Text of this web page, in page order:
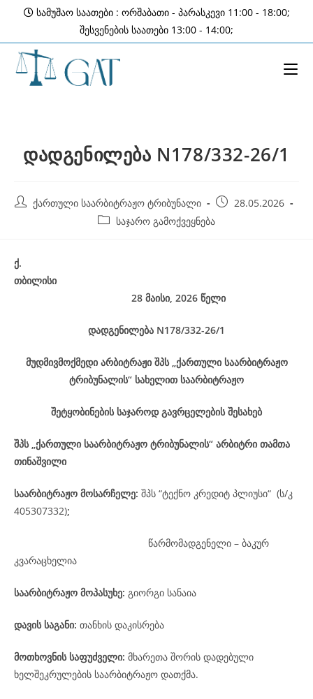
content
სამუშაო საათები : ორშაბათი - პარასკევი 11:00 - 18:00;
შესვენების საათები 13:00 - 14:00;
დადგენილება N178/332-26/1
Post ქართული საარბიტრაჟო ტრიბუნალი
Post 28.05.2026
Post საჯარო გამოქვეყნება
ქ.
თბილისი
28 მაისი, 2026 წელი
დადგენილება N178/332-26/1
მუდმივმოქმედი არბიტრაჟი შპს „ქართული საარბიტრაჟო
ტრიბუნალის“ სახელით საარბიტრაჟო
შეტყობინების საჯაროდ გავრცელების შესახებ
შპს „ქართული საარბიტრაჟო ტრიბუნალის“ არბიტრი თამთა
თინაშვილი
საარბიტრაჟო მოსარჩელე: შპს “ტექნო კრედიტ პლიუსი“ (ს/კ
405307332);
წარმომადგენელი – ბაკურ
კვარაცხელია
საარბიტრაჟო მოპასუხე: გიორგი სანაია
დავის საგანი: თანხის დაკისრება
მოთხოვნის საფუძველი: მხარეთა შორის დადებული
ხელშეკრულების საარბიტრაჟო დათქმა.